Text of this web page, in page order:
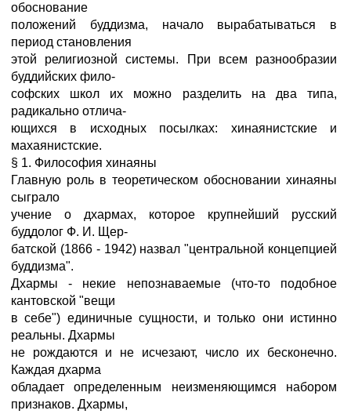
обоснование
положений буддизма, начало вырабатываться в
период становления
этой религиозной системы. При всем разнообразии
буддийских фило-
софских школ их можно разделить на два типа,
радикально отлича-
ющихся в исходных посылках: хинаянистские и
махаянистские.
§ 1. Философия хинаяны
Главную роль в теоретическом обосновании хинаяны
сыграло
учение о дхармах, которое крупнейший русский
буддолог Ф. И. Щер-
батской (1866 - 1942) назвал "центральной концепцией
буддизма".
Дхармы - некие непознаваемые (что-то подобное
кантовской "вещи
в себе") единичные сущности, и только они истинно
реальны. Дхармы
не рождаются и не исчезают, число их бесконечно.
Каждая дхарма
обладает определенным неизменяющимся набором
признаков. Дхармы,